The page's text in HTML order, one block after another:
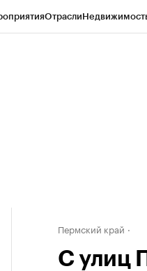
Отрасли
Пермский край
С улиц